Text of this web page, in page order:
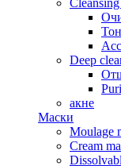
Deep
акне
Маски
Moulage
Cream